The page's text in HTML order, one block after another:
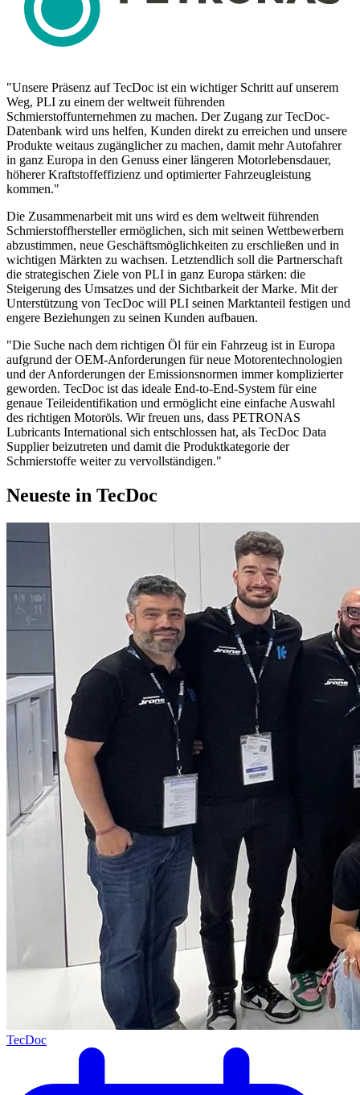
"Unsere Präsenz auf TecDoc ist ein wichtiger Schritt auf unserem
Weg, PLI zu einem der weltweit führenden
Schmierstoffunternehmen zu machen. Der Zugang zur TecDoc-
Datenbank wird uns helfen, Kunden direkt zu erreichen und unsere
Produkte weitaus zugänglicher zu machen, damit mehr Autofahrer
in ganz Europa in den Genuss einer längeren Motorlebensdauer,
höherer Kraftstoffeffizienz und optimierter Fahrzeugleistung
kommen."
Die Zusammenarbeit mit uns wird es dem weltweit führenden
Schmierstoffhersteller ermöglichen, sich mit seinen Wettbewerbern
abzustimmen, neue Geschäftsmöglichkeiten zu erschließen und in
wichtigen Märkten zu wachsen. Letztendlich soll die Partnerschaft
die strategischen Ziele von PLI in ganz Europa stärken: die
Steigerung des Umsatzes und der Sichtbarkeit der Marke. Mit der
Unterstützung von TecDoc will PLI seinen Marktanteil festigen und
engere Beziehungen zu seinen Kunden aufbauen.
"Die Suche nach dem richtigen Öl für ein Fahrzeug ist in Europa
aufgrund der OEM-Anforderungen für neue Motorentechnologien
und der Anforderungen der Emissionsnormen immer komplizierter
geworden. TecDoc ist das ideale End-to-End-System für eine
genaue Teileidentifikation und ermöglicht eine einfache Auswahl
des richtigen Motoröls. Wir freuen uns, dass PETRONAS
Lubricants International sich entschlossen hat, als TecDoc Data
Supplier beizutreten und damit die Produktkategorie der
Schmierstoffe weiter zu vervollständigen."
Neueste in TecDoc
TecDoc